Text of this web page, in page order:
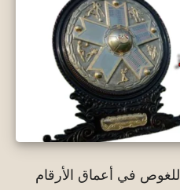
للغوص في أعماق الأرقام